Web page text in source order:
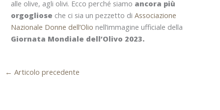
alle olive, agli olivi. Ecco perché siamo ancora più
orgogliose che ci sia un pezzetto diAssociazione
Nazionale Donne dell’Olio nell’immagine ufficiale della
Giornata Mondiale dell’Olivo 2023.
← Articolo precedente